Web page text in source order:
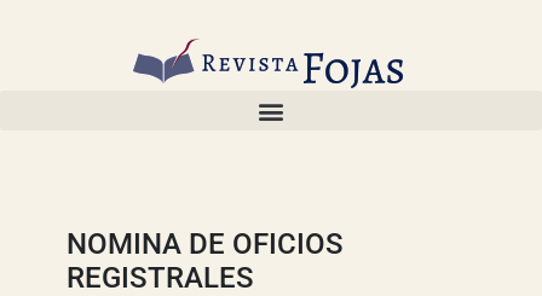
NOMINA DE OFICIOS
REGISTRALES